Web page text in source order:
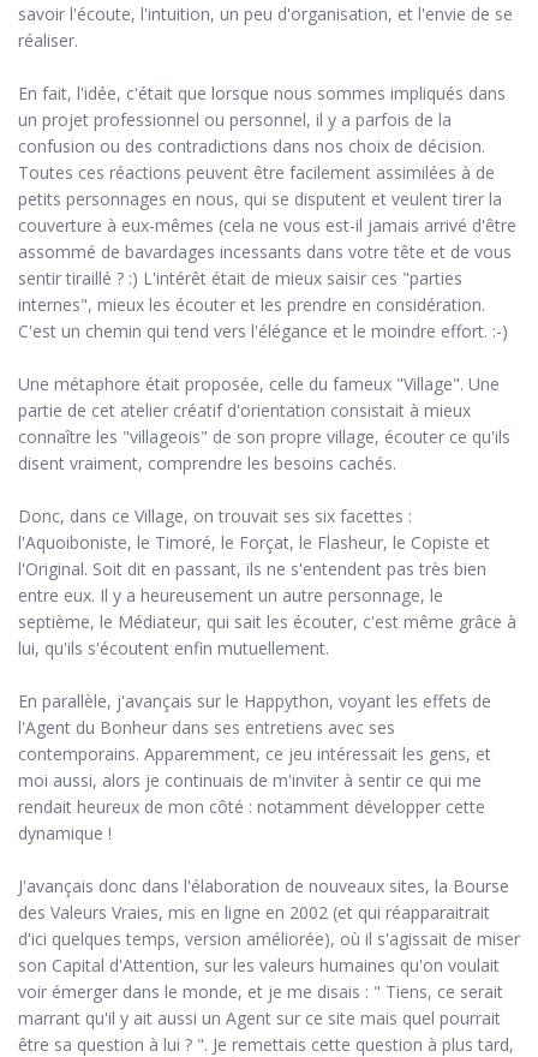
savoir l'écoute, l'intuition, un peu d'organisation, et l'envie de se
réaliser.
En fait, l'idée, c'était que lorsque nous sommes impliqués dans
un projet professionnel ou personnel, il y a parfois de la
confusion ou des contradictions dans nos choix de décision.
Toutes ces réactions peuvent être facilement assimilées à de
petits personnages en nous, qui se disputent et veulent tirer la
couverture à eux-mêmes (cela ne vous est-il jamais arrivé d'être
assommé de bavardages incessants dans votre tête et de vous
sentir tiraillé ? :) L'intérêt était de mieux saisir ces "parties
internes", mieux les écouter et les prendre en considération.
C'est un chemin qui tend vers l'élégance et le moindre effort. :-)
Une métaphore était proposée, celle du fameux "Village". Une
partie de cet atelier créatif d'orientation consistait à mieux
connaître les "villageois" de son propre village, écouter ce qu'ils
disent vraiment, comprendre les besoins cachés.
Donc, dans ce Village, on trouvait ses six facettes :
l'Aquoiboniste, le Timoré, le Forçat, le Flasheur, le Copiste et
l'Original. Soit dit en passant, ils ne s'entendent pas très bien
entre eux. Il y a heureusement un autre personnage, le
septième, le Médiateur, qui sait les écouter, c'est même grâce à
lui, qu'ils s'écoutent enfin mutuellement.
En parallèle, j'avançais sur le Happython, voyant les effets de
l'Agent du Bonheur dans ses entretiens avec ses
contemporains. Apparemment, ce jeu intéressait les gens, et
moi aussi, alors je continuais de m'inviter à sentir ce qui me
rendait heureux de mon côté : notamment développer cette
dynamique !
J'avançais donc dans l'élaboration de nouveaux sites, la Bourse
des Valeurs Vraies, mis en ligne en 2002 (et qui réapparaitrait
d'ici quelques temps, version améliorée), où il s'agissait de miser
son Capital d'Attention, sur les valeurs humaines qu'on voulait
voir émerger dans le monde, et je me disais : " Tiens, ce serait
marrant qu'il y ait aussi un Agent sur ce site mais quel pourrait
être sa question à lui ? ". Je remettais cette question à plus tard,